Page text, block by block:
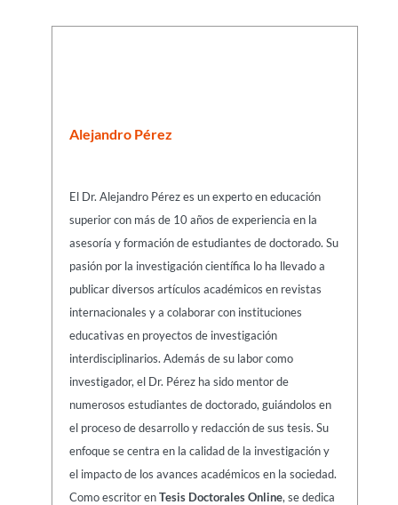
Alejandro Pérez
El Dr. Alejandro Pérez es un experto en educación
superior con más de 10 años de experiencia en la
asesoría y formación de estudiantes de doctorado. Su
pasión por la investigación científica lo ha llevado a
publicar diversos artículos académicos en revistas
internacionales y a colaborar con instituciones
educativas en proyectos de investigación
interdisciplinarios. Además de su labor como
investigador, el Dr. Pérez ha sido mentor de
numerosos estudiantes de doctorado, guiándolos en
el proceso de desarrollo y redacción de sus tesis. Su
enfoque se centra en la calidad de la investigación y
el impacto de los avances académicos en la sociedad.
Como escritor enTesis Doctorales Online, se dedica